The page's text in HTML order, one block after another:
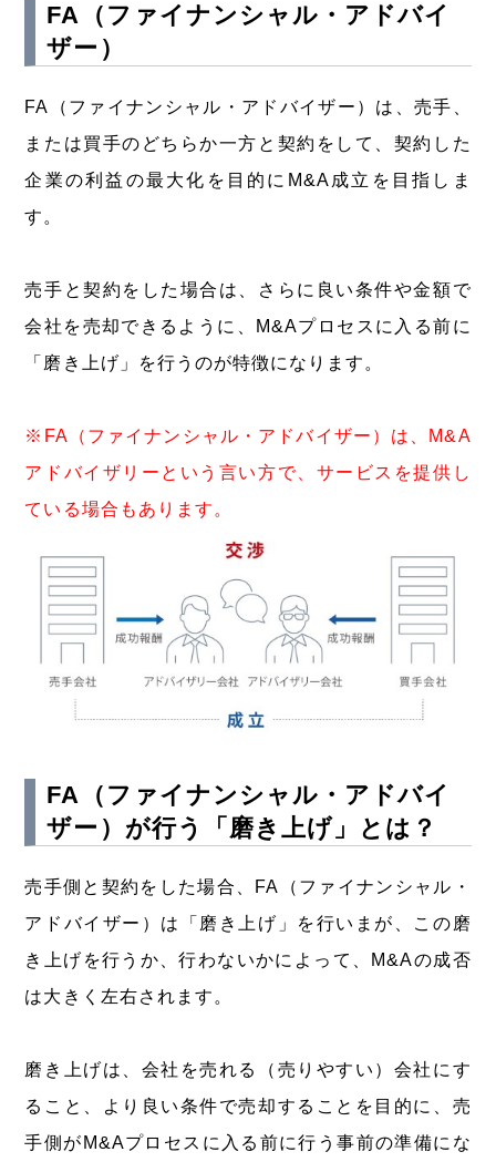
FA（ファイナンシャル・アドバイ
ザー）
FA（ファイナンシャル・アドバイザー）は、売手、
または買手のどちらか一方と契約をして、契約した
企業の利益の最大化を目的にM&A成立を目指しま
す。
売手と契約をした場合は、さらに良い条件や金額で
会社を売却できるように、M&Aプロセスに入る前に
「磨き上げ」を行うのが特徴になります。
※FA（ファイナンシャル・アドバイザー）は、M&A
アドバイザリーという言い方で、サービスを提供し
ている場合もあります。
FA（ファイナンシャル・アドバイ
ザー）が行う「磨き上げ」とは？
売手側と契約をした場合、FA（ファイナンシャル・
アドバイザー）は「磨き上げ」を行いまが、この磨
き上げを行うか、行わないかによって、M&Aの成否
は大きく左右されます。
磨き上げは、会社を売れる（売りやすい）会社にす
ること、より良い条件で売却することを目的に、売
手側がM&Aプロセスに入る前に行う事前の準備にな